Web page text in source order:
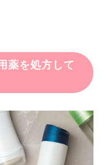
薬を処方して